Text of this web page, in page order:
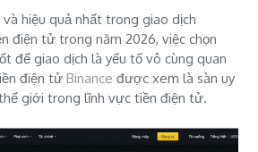
hiệu quả nhất trong giao dịch
điện tử trong năm 2026, việc chọn
để giao dịch là yếu tố vô cùng quan
điện tửBinance được xem là sàn uy
giới trong lĩnh vực tiền điện tử.